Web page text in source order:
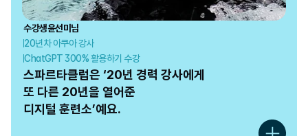
수강생윤선미 님
20년차 아쿠아 강사
ChatGPT 300% 활용하기 수강
스파르타클럽은 ‘20년 경력 강사에게
또 다른 20년을 열어준
디지털 훈련소’예요.